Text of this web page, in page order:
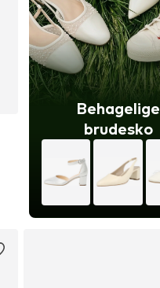
Behagelige
brudesko